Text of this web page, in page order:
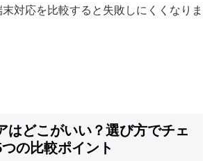
対応を比較すると失敗しにくくなりま
はどこがいい？選び方でチェ
の比較ポイント